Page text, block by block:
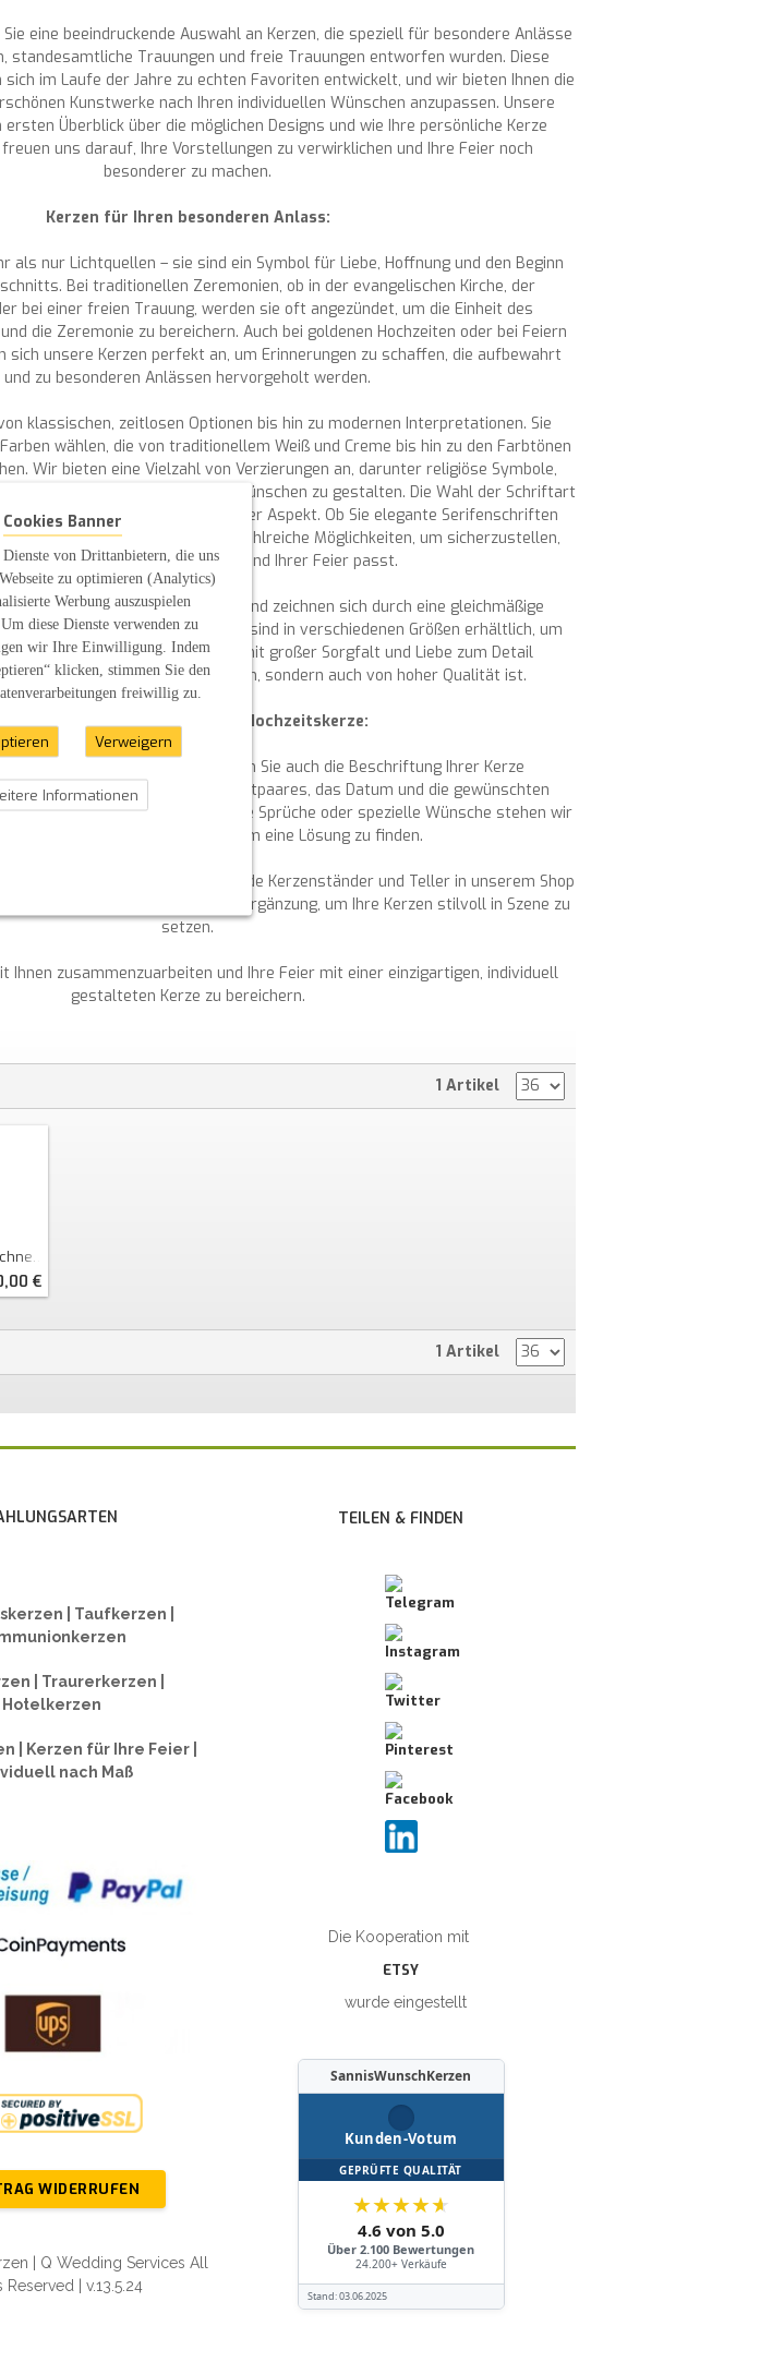
eine beeindruckende Auswahl an Kerzen, die speziell für besondere Anlässe
standesamtliche Trauungen und freie Trauungen entworfen wurden. Diese
sich im Laufe der Jahre zu echten Favoriten entwickelt, und wir bieten Ihnen die
Kunstwerke nach Ihren individuellen Wünschen anzupassen. Unsere
ersten Überblick über die möglichen Designs und wie Ihre persönliche Kerze
uns darauf, Ihre Vorstellungen zu verwirklichen und Ihre Feier noch
besonderer zu machen.
Kerzen für Ihren besonderen Anlass:
als nur Lichtquellen – sie sind ein Symbol für Liebe, Hoffnung und den Beginn
Bei traditionellen Zeremonien, ob in der evangelischen Kirche, der
bei einer freien Trauung, werden sie oft angezündet, um die Einheit des
die Zeremonie zu bereichern. Auch bei goldenen Hochzeiten oder bei Feiern
sich unsere Kerzen perfekt an, um Erinnerungen zu schaffen, die aufbewahrt
und zu besonderen Anlässen hervorgeholt werden.
klassischen, zeitlosen Optionen bis hin zu modernen Interpretationen. Sie
wählen, die von traditionellem Weiß und Creme bis hin zu den Farbtönen
Wir bieten eine Vielzahl von Verzierungen an, darunter religiöse Symbole,
um Ihre Kerze nach Ihren Wünschen zu gestalten. Die Wahl der Schriftart
Kerze ist ebenfalls ein wichtiger Aspekt. Ob Sie elegante Serifenschriften
bevorzugen, wir bieten zahlreiche Möglichkeiten, um sicherzustellen,
Ihre Kerze perfekt zu Ihrem Stil und Ihrer Feier passt.
in Handarbeit gefertigt und zeichnen sich durch eine gleichmäßige
hohe Qualität der Kerze aus. Sie sind in verschiedenen Größen erhältlich, um
zu werden. Jede Kerze wird mit großer Sorgfalt und Liebe zum Detail
dass sie nicht nur schön, sondern auch von hoher Qualität ist.
Gestalten Sie Ihre individuelle Hochzeitskerze:
Farben und Verzierungen können Sie auch die Beschriftung Ihrer Kerze
uns einfach die Namen des Brautpaares, das Datum und die gewünschten
Vorstellungen um. Für längere Sprüche oder spezielle Wünsche stehen wir
gerne zur Verfügung, um gemeinsam eine Lösung zu finden.
Ihrer Kerzen bieten wir passende Kerzenständer und Teller in unserem Shop
klassisch – finden Sie die ideale Ergänzung, um Ihre Kerzen stilvoll in Szene zu
setzen.
Ihnen zusammenzuarbeiten und Ihre Feier mit einer einzigartigen, individuell
gestalteten Kerze zu bereichern.
1 Artikel
€
1 Artikel
| Taufkerzen |
| Traurerkerzen |
Hotelkerzen
| Kerzen für Ihre Feier |
nach Maß
WIDERRUFEN
| Q Wedding Services All
Reserved | v.13.5.24
TEILEN & FINDEN
Die Kooperation mit
ETSY
wurde eingestellt
SannisWunschKerzen
Kunden-Votum
GEPRÜFTE QUALITÄT
★★★★★
4.6 von 5.0
Über 2.100 Bewertungen
24.200+ Verkäufe
Stand:03.06.2025
Cookies Banner
von Drittanbietern, die uns
zu optimieren (Analytics)
Werbung auszuspielen
diese Dienste verwenden zu
wir Ihre Einwilligung. Indem
klicken, stimmen Sie den
freiwillig zu.
Verweigern
Informationen